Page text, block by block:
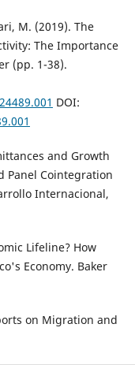
M. (2019). The
The Importance
(pp. 1-38).
DOI:
and Growth
Panel Cointegration
Internacional,
Lifeline? How
Economy. Baker
on Migration and